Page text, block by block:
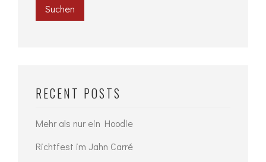
Suchen
RECENT POSTS
Mehr als nur ein Hoodie
Richtfest im Jahn Carré